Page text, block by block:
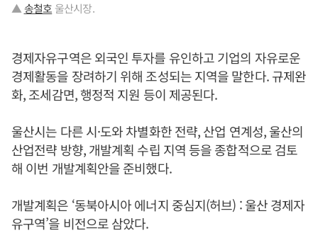
▲송철호 울산시장.
경제자유구역은 외국인 투자를 유인하고 기업의 자유로운
경제활동을 장려하기 위해 조성되는 지역을 말한다. 규제완
화, 조세감면, 행정적 지원 등이 제공된다.
울산시는 다른 시·도와 차별화한 전략, 산업 연계성, 울산의
산업전략 방향, 개발계획 수립 지역 등을 종합적으로 검토
해 이번 개발계획안을 준비했다.
개발계획은 ‘동북아시아 에너지 중심지(허브) : 울산 경제자
유구역’을 비전으로 삼았다.